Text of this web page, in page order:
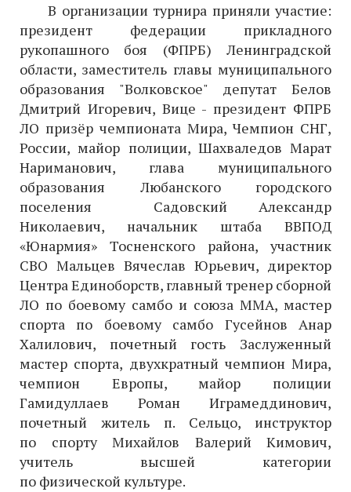
В организации турнира приняли участие:
президент федерации прикладного
рукопашного боя (ФПРБ) Ленинградской
области, заместитель главы муниципального
образования "Волковское" депутат Белов
Дмитрий Игоревич, Вице - президент ФПРБ
ЛО призёр чемпионата Мира, Чемпион СНГ,
России, майор полиции, Шахваледов Марат
Нариманович, глава муниципального
образования Любанского городского
поселения
Садовский Александр
Николаевич, начальник штаба ВВПОД
«Юнармия» Тосненского района, участник
СВО Мальцев Вячеслав Юрьевич, директор
Центра Единоборств, главный тренер сборной
ЛО по боевому самбо и союза ММА, мастер
спорта по боевому самбо Гусейнов Анар
Халилович, почетный гость Заслуженный
мастер спорта, двухкратный чемпион Мира,
чемпион Европы, майор полиции
Гамидуллаев Роман Играмеддинович,
почетный житель п. Сельцо, инструктор
по спорту Михайлов Валерий Кимович,
учитель высшей категории
по физической культуре.